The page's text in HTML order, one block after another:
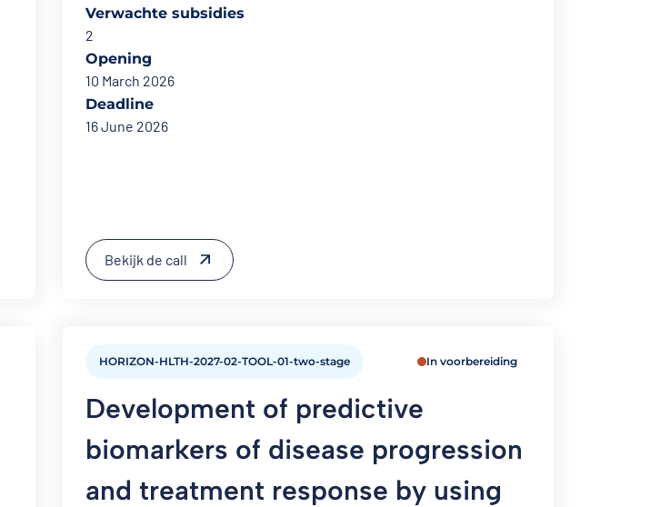
Verwachte subsidies
2
Opening
10 March 2026
Deadline
16 June 2026
Bekijk de call
HORIZON-HLTH-2027-02-TOOL-01-two-stage In voorbereiding
Development of predictive
biomarkers of disease progression
and treatment response by using